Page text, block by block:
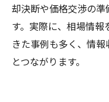
却決断や価格交渉の
す。実際に、相場情
きた事例も多く、情
とつながります。